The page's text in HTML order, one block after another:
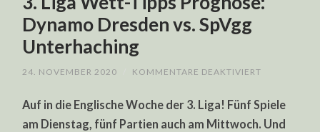
Dynamo Dresden vs. SpVgg
Unterhaching
24. NOVEMBER 2020 KOMMENTARE DEAKTIVIERT
WETT-
TIPPS
PROGNOSE:
Auf in die Englische Woche der 3. Liga! Fünf Spiele
am Dienstag, fünf Partien auch am Mittwoch. Und